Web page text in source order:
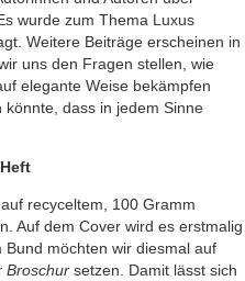
wurde zum Thema Luxus
Weitere Beiträge erscheinen in
uns den Fragen stellen, wie
elegante Weise bekämpfen
dass in jedem Sinne
recyceltem, 100 Gramm
Auf dem Cover wird es erstmalig
möchten wir diesmal auf
Broschur setzen. Damit lässt sich